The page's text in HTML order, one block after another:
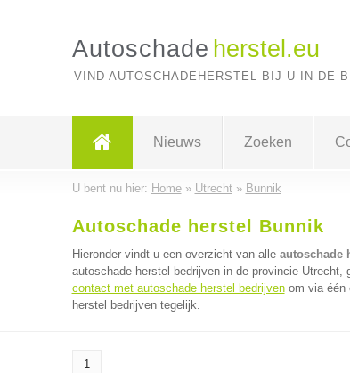
Autoschade herstel.eu
VIND AUTOSCHADEHERSTEL BIJ U IN DE
Nieuws Zoeken
U bent nu hier: Home» Utrecht» Bunnik
Autoschade herstel Bunnik
Hieronder vindt u een overzicht van alle autoschade
autoschade herstel bedrijven in de provincie Utrecht,
contact met autoschade herstel bedrijvenom via één
herstel bedrijven tegelijk.
1